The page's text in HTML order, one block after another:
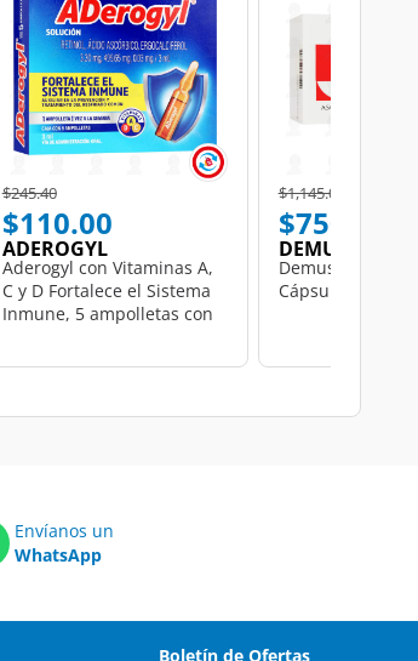
Price reduced from
$245.40to
$110.00
ADEROGYL
Aderogyl con Vitaminas A,
C y D Fortalece el Sistema
Inmune, 5 ampolletas con
Price reduced from
$1,145.09
$750.03
DEMUS
Demus
Cápsulas.
Envíanos un
WhatsApp
Boletín de Ofertas